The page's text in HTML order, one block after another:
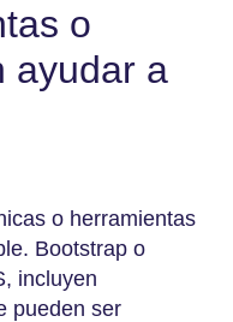
o
ayudar a
o herramientas
Bootstrap o
incluyen
pueden ser